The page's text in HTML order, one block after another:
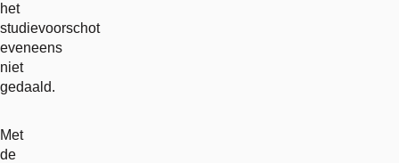
het
studievoorschot
eveneens
niet
gedaald.
Met
de